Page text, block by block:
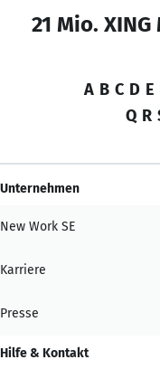
21 Mio.
A B C D E
Q R
Unternehmen
New Work SE
Karriere
Presse
Hilfe & Kontakt